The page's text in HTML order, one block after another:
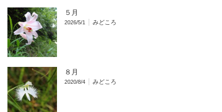
５月
2026/5/1 みどころ
８月
2020/8/4 みどころ